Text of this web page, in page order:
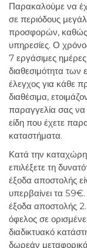
Παρακαλούμε να
σε περιόδους
προσφορών, καθώς
υπηρεσίες. Ο
7 εργάσιμες
διαθεσιμότητα των
έλεγχος για κάθε
διαθέσιμα,
παραγγελία σας να
είδη που έχετε
καταστήματα.
Κατά την
επιλέξετε τη
έξοδα αποστολής
υπερβαίνει τα
έξοδα αποστολής
όφελος σε
διαδικτυακό
δωρεάν